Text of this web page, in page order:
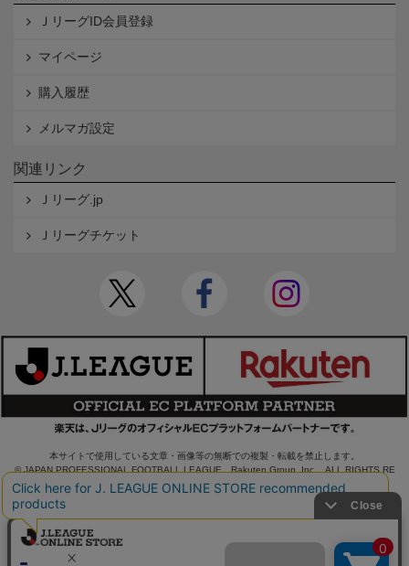
ＪリーグID会員登録
マイページ
購入履歴
メルマガ設定
関連リンク
Ｊリーグ.jp
Ｊリーグチケット
本サイトで使用している文章・画像等の無断での複製・転載を禁止します。
© JAPAN PROFESSIONAL FOOTBALL LEAGUE Rakuten Group, Inc. ALL RIGHTS RE
SERVED.